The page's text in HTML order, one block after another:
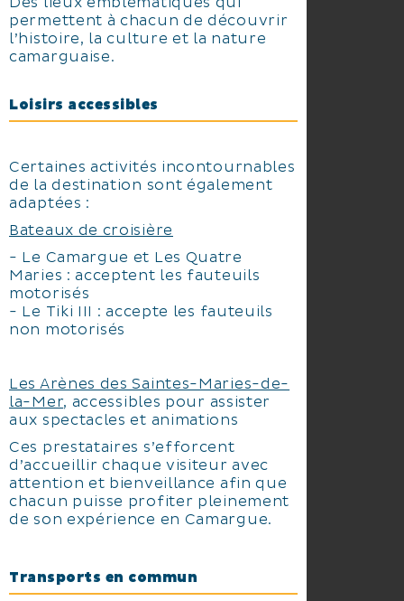
permettent à chacun de découvrir
l’histoire, la culture et la nature
camarguaise.
Loisirs accessibles
Certaines activités incontournables
de la destination sont également
adaptées :
Bateaux de croisière
- Le Camargue et Les Quatre
Maries : acceptent les fauteuils
motorisés
- Le Tiki III : accepte les fauteuils
non motorisés
Les Arènes des Saintes-Maries-de-
la-Mer, accessibles pour assister
aux spectacles et animations
Ces prestataires s’efforcent
d’accueillir chaque visiteur avec
attention et bienveillance afin que
chacun puisse profiter pleinement
de son expérience en Camargue.
Transports en commun